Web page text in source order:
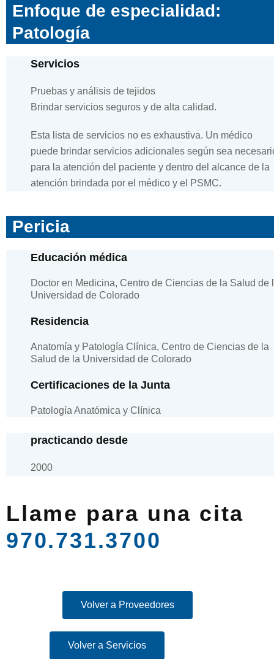
Enfoque de especialidad:
Patología
Servicios
Pruebas y análisis de tejidos
Brindar servicios seguros y de alta calidad.
Esta lista de servicios no es exhaustiva. Un médico
puede brindar servicios adicionales según sea
para la atención del paciente y dentro del alcance de la
atención brindada por el médico y el PSMC.
Pericia
Educación médica
Doctor en Medicina, Centro de Ciencias de la Salud de
Universidad de Colorado
Residencia
Anatomía y Patología Clínica, Centro de Ciencias de la
Salud de la Universidad de Colorado
Certificaciones de la Junta
Patología Anatómica y Clínica
practicando desde
2000
Llame para una cita
970.731.3700
Volver a Proveedores
Volver a Servicios